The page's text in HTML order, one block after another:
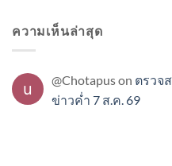
ความเห็นล่าสุด
@Chotapuson ตรวจ
ข่าวค่ำ 7 ส.ค. 69